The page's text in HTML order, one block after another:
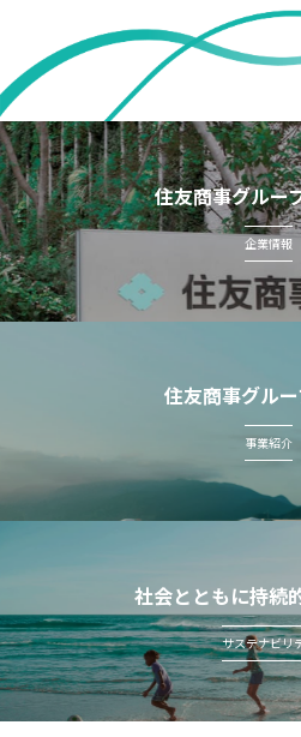
住友商事グルー
企業情報
住友商事グル
事業紹介
社会とともに持続
サステナビリ